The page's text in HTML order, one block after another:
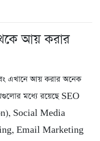
আয় করার
এখানে আয় করার অনেক
মধ্যে রয়েছে SEO
Social Media
Email Marketing